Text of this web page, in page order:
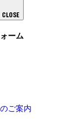
CLOSE
ーム
ご案内